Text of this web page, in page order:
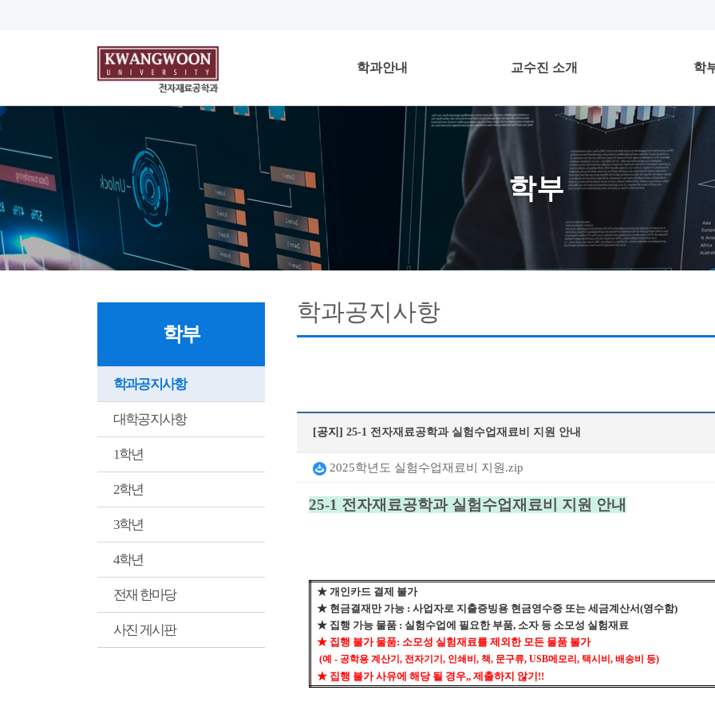
학과안내 교수진 소개 학
학부
학부
학과공지사항
대학공지사항
1학년
2학년
3학년
4학년
전재 한마당
사진 게시판
학과공지사항
[공지] 25-1 전자재료공학과 실험수업재료비 지원 안내
2025학년도 실험수업재료비 지원.zip
25-1 전자재료공학과 실험수업재료비 지원 안내
★ 개인카드 결제 불가
★ 현금결재만 가능 : 사업자로 지출증빙용 현금영수증 또는 세금계산서 (영수함)
★ 집행 가능 물품 : 실험수업에 필요한 부품, 소자 등 소모성 실험재료
★ 집행 불가 물품: 소모성 실험재료를 제외한 모든 물품 불가
(예 - 공학용 계산기 , 전자기기 , 인쇄비 , 책, 문구류, USB메모리 , 택시비 , 배송비 등)
★ 집행 불가 사유에 해당 될 경우,, 제출하지 않기 !!